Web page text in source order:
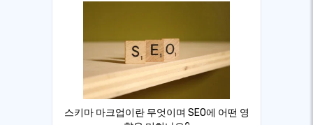
스키마 마크업이란 무엇이며 SEO에 어떤 영